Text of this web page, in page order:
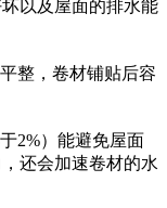
以及屋面的排水能
整，卷材铺贴后容
2%）能避免屋面
还会加速卷材的水